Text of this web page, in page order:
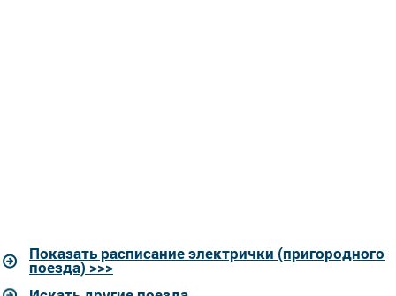
Показать расписание электрички (пригородного
поезда) >>>